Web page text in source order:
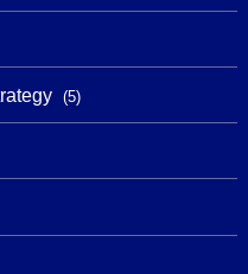
(6)
(5)